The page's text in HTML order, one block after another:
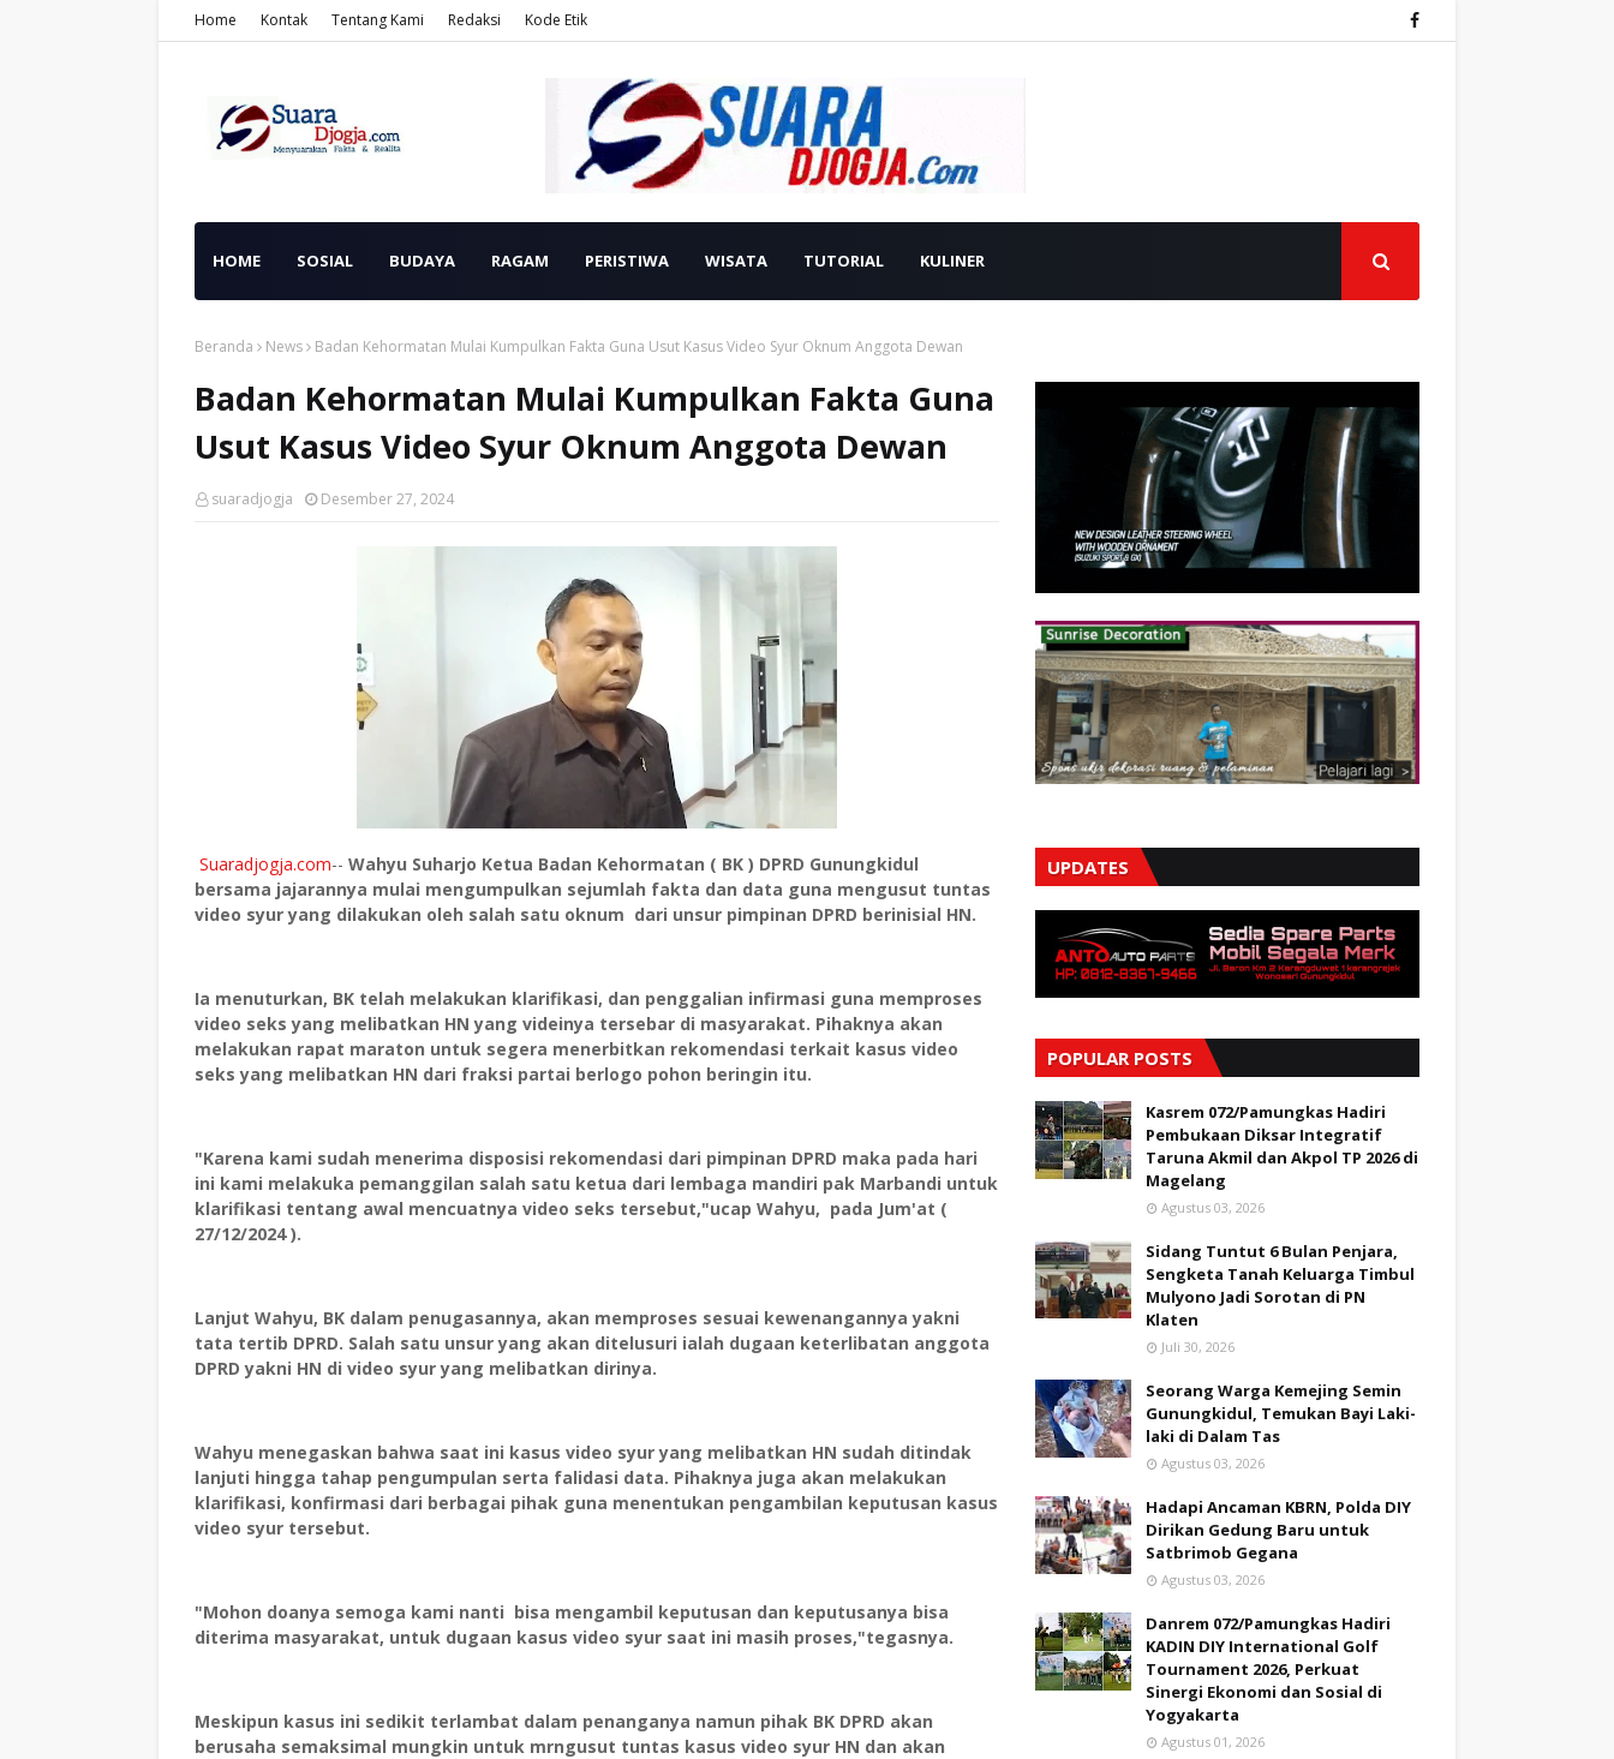
Home Kontak Tentang Kami Redaksi Kode Etik
HOME SOSIAL BUDAYA RAGAM PERISTIWA WISATA TUTORIAL KULINER
Beranda News Badan Kehormatan Mulai Kumpulkan Fakta Guna Usut Kasus Video Syur Oknum Anggota Dewan
Badan Kehormatan Mulai Kumpulkan Fakta Guna
Usut Kasus Video Syur Oknum Anggota Dewan
suaradjogja Desember 27, 2024
Suaradjogja.com-- Wahyu Suharjo Ketua Badan Kehormatan ( BK ) DPRD Gunungkidul
bersama jajarannya mulai mengumpulkan sejumlah fakta dan data guna mengusut tuntas
video syur yang dilakukan oleh salah satu oknum dari unsur pimpinan DPRD berinisial HN.
Ia menuturkan, BK telah melakukan klarifikasi, dan penggalian infirmasi guna memproses
video seks yang melibatkan HN yang videinya tersebar di masyarakat. Pihaknya akan
melakukan rapat maraton untuk segera menerbitkan rekomendasi terkait kasus video
seks yang melibatkan HN dari fraksi partai berlogo pohon beringin itu.
"Karena kami sudah menerima disposisi rekomendasi dari pimpinan DPRD maka pada hari
ini kami melakuka pemanggilan salah satu ketua dari lembaga mandiri pak Marbandi untuk
klarifikasi tentang awal mencuatnya video seks tersebut,"ucap Wahyu, pada Jum'at (
27/12/2024 ).
Lanjut Wahyu, BK dalam penugasannya, akan memproses sesuai kewenangannya yakni
tata tertib DPRD. Salah satu unsur yang akan ditelusuri ialah dugaan keterlibatan anggota
DPRD yakni HN di video syur yang melibatkan dirinya.
Wahyu menegaskan bahwa saat ini kasus video syur yang melibatkan HN sudah ditindak
lanjuti hingga tahap pengumpulan serta falidasi data. Pihaknya juga akan melakukan
klarifikasi, konfirmasi dari berbagai pihak guna menentukan pengambilan keputusan kasus
video syur tersebut.
"Mohon doanya semoga kami nanti bisa mengambil keputusan dan keputusanya bisa
diterima masyarakat, untuk dugaan kasus video syur saat ini masih proses,"tegasnya.
Meskipun kasus ini sedikit terlambat dalam penanganya namun pihak BK DPRD akan
berusaha semaksimal mungkin untuk mrngusut tuntas kasus video syur HN dan akan
UPDATES
POPULAR POSTS
Kasrem 072/Pamungkas Hadiri
Pembukaan Diksar Integratif
Taruna Akmil dan Akpol TP 2026 di
Magelang
Agustus 03, 2026
Sidang Tuntut 6 Bulan Penjara,
Sengketa Tanah Keluarga Timbul
Mulyono Jadi Sorotan di PN
Klaten
Juli 30, 2026
Seorang Warga Kemejing Semin
Gunungkidul, Temukan Bayi Laki-
laki di Dalam Tas
Agustus 03, 2026
Hadapi Ancaman KBRN, Polda DIY
Dirikan Gedung Baru untuk
Satbrimob Gegana
Agustus 03, 2026
Danrem 072/Pamungkas Hadiri
KADIN DIY International Golf
Tournament 2026, Perkuat
Sinergi Ekonomi dan Sosial di
Yogyakarta
Agustus 01, 2026